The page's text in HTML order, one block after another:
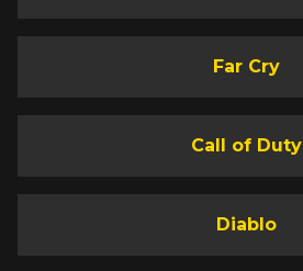
Far Cry
Call of Duty
Diablo